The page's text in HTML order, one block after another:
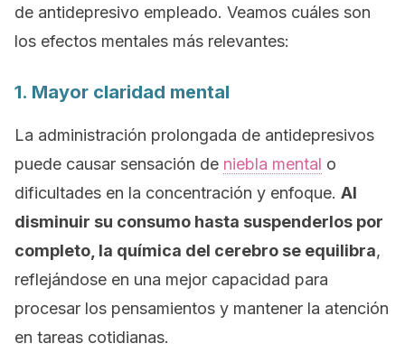
de antidepresivo empleado. Veamos cuáles son
los efectos mentales más relevantes:
1. Mayor claridad mental
La administración prolongada de antidepresivos
puede causar sensación de niebla mental o
dificultades en la concentración y enfoque. Al
disminuir su consumo hasta suspenderlos por
completo, la química del cerebro se equilibra,
reflejándose en una mejor capacidad para
procesar los pensamientos y mantener la atención
en tareas cotidianas.